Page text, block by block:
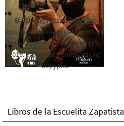
El Rebozo, Palapa Editorial,
publica este folleto del Centro de
Medios Libres. Esta es la edición
2016. Para rolar y compartir. (c)
Copyplis.
Libros de la Escuelita Zapatista